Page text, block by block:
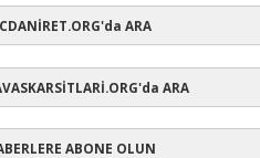
ARA
ARA
ABONE OLUN